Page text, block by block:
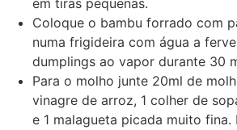
em tiras pequenas.
Coloque o bambu forrado com
numa frigideira com água a
dumplings ao vapor durante 30
Para o molho junte 20ml de
vinagre de arroz, 1 colher de
e 1 malagueta picada muito fina.